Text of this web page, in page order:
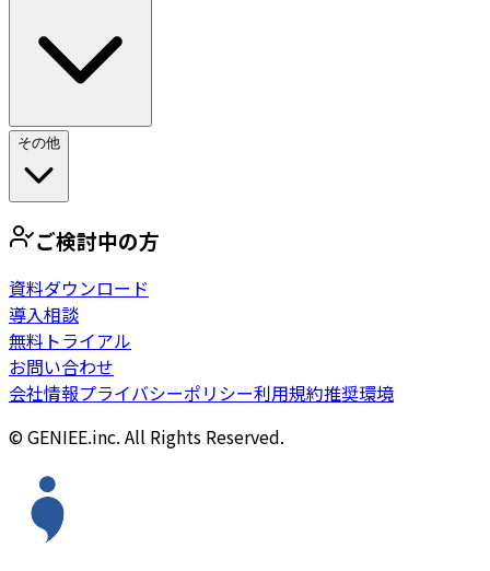
その他
ご検討中の方
資料ダウンロード
導入相談
無料トライアル
お問い合わせ
会社情報プライバシーポリシー利用規約推奨環境
© GENIEE.inc. All Rights Reserved.